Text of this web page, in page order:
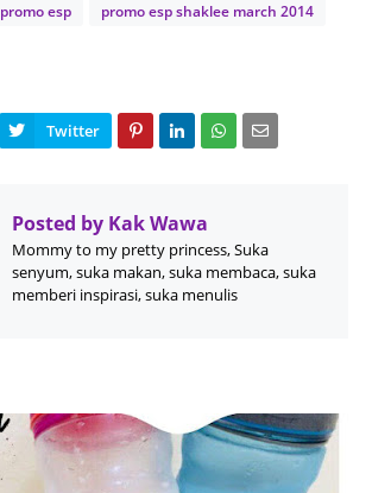
promo esp promo esp shaklee march 2014
Posted by Kak Wawa
Mommy to my pretty princess, Suka
senyum, suka makan, suka membaca, suka
memberi inspirasi, suka menulis